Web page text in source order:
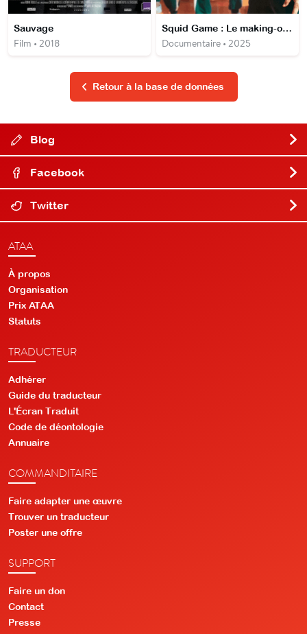
Sauvage
Film • 2018
Squid Game : Le making-of de la saison 2
Documentaire • 2025
Retour à la base de données
Blog
Facebook
Twitter
ATAA
À propos
Organisation
Prix ATAA
Statuts
TRADUCTEUR
Adhérer
Guide du traducteur
L'Écran Traduit
Code de déontologie
Annuaire
COMMANDITAIRE
Faire adapter une œuvre
Trouver un traducteur
Poster une offre
SUPPORT
Faire un don
Contact
Presse